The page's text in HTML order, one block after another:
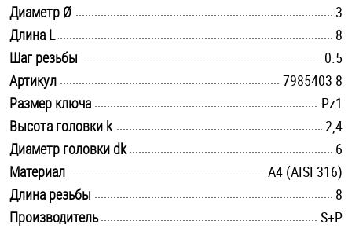
Такелаж
Хомуты
Шайбы
Шпильки
Шплинты
Штифты и пальцы
Диаметр Ø
3
Длина L
8
Шаг резьбы
0.5
Артикул
7985403 8
Размер ключа
Pz1
Высота головки k
2,4
Диаметр головки dk
6
Материал
A4 (AISI 316)
Длина резьбы
8
Производитель
S+P